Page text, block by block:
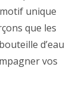
unique
que les
d’eau
vos